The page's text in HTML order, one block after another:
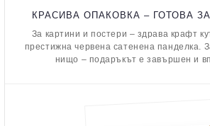
КРАСИВА ОПАКОВКА – ГОТОВА
За картини и постери – здрава крафт
престижна червена сатенена панделка.
нищо – подаръкът е завършен и